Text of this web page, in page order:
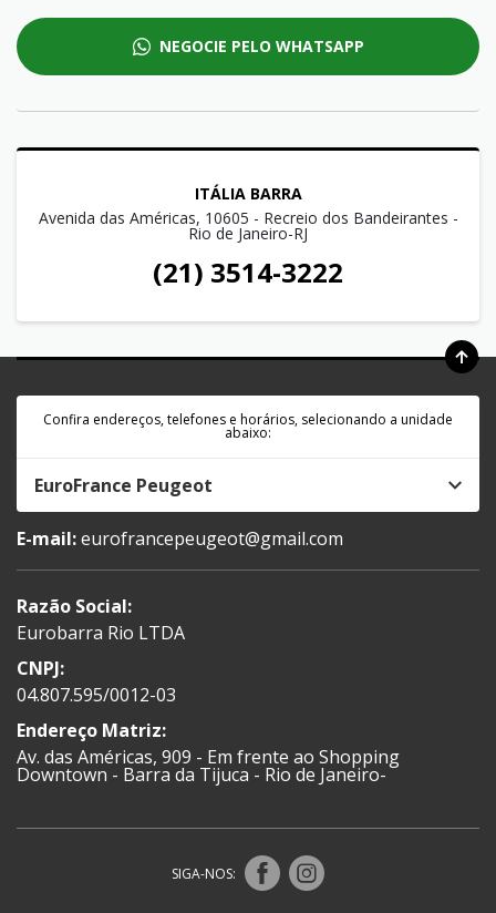
NEGOCIE PELO WHATSAPP
ITÁLIA BARRA
Avenida das Américas, 10605 - Recreio dos Bandeirantes -
Rio de Janeiro-RJ
(21) 3514-3222
Confira endereços, telefones e horários, selecionando a unidade
abaixo:
EuroFrance Peugeot
E-mail:eurofrancepeugeot@gmail.com
Razão Social:
Eurobarra Rio LTDA
CNPJ:
04.807.595/0012-03
Endereço Matriz:
Av. das Américas, 909 - Em frente ao Shopping
Downtown - Barra da Tijuca - Rio de Janeiro-
SIGA-NOS: